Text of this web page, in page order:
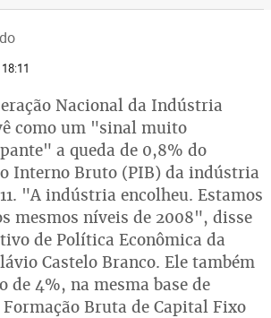
Nacional da Indústria
como um "sinal muito
a queda de 0,8% do
Interno Bruto (PIB) da indústria
"A indústria encolheu. Estamos
mesmos níveis de 2008", disse
de Política Econômica da
Castelo Branco. Ele também
de 4%, na mesma base de
Bruta de Capital Fixo